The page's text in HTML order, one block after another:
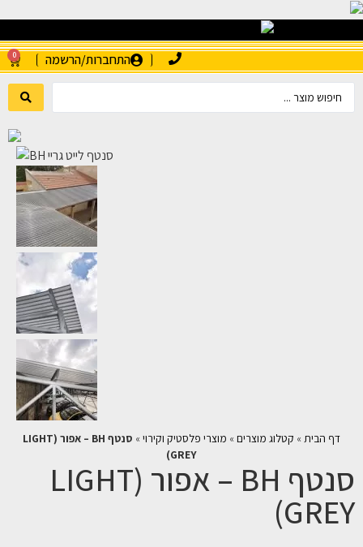
התחברות/הרשמה 0
דף הבית » קטלוג מוצרים » מוצרי פלסטיק וקירוי »
סנטף BH – אפור (LIGHT
GREY)
סנטף BH – אפור (LIGHT
GREY)